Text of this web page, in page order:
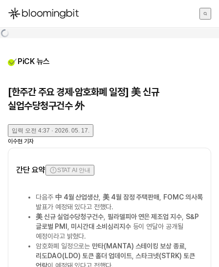
한국어
PiCK 뉴스
[한주간 주요 경제·암호화폐 일정] 美 신규
실업수당청구건수 外
입력 오전 4:37 · 2026. 05. 17.
이수현 기자
간단 요약 STAT AI 안내
다음주 中 4월 산업생산, 美 4월 잠정 주택판매
FOMC 의사록
발표가 예정돼 있다고 전했다.
美 신규 실업수당청구건수 필라델피아 연은 제조업 지수, S&P
글로벌 PMI
미시간대 소비심리지수등이 연달아 공개될
예정이라고 밝혔다.
암호화폐 일정으로는 만타(MANTA) 스테이킹 보상 종료,
리도DAO(LDO) 토큰 홀더 업데이트, 스타크넷(STRK) 토큰